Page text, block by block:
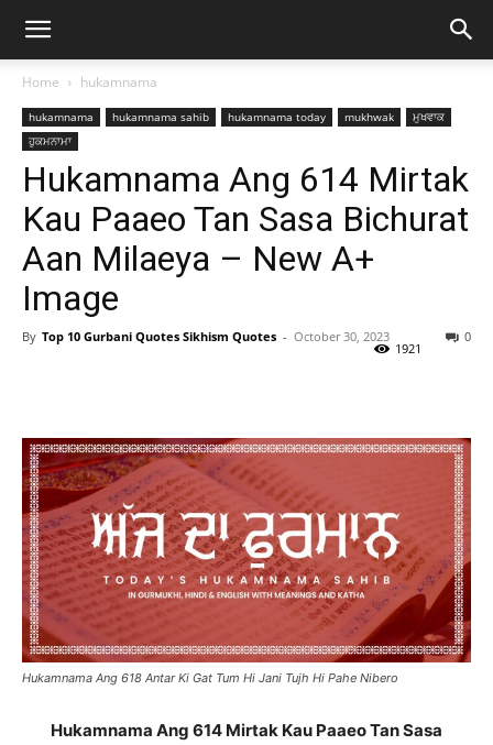
Home hukamnama
hukamnama hukamnama sahib hukamnama today mukhwak
ਮੁਖਵਾਕ
ਹੁਕਮਨਾਮਾ
Hukamnama Ang 614 Mirtak
Kau Paaeo Tan Sasa Bichurat
Aan Milaeya – New A+
Image
By Top 10 Gurbani Quotes Sikhism Quotes - October 30, 2023 0
1921
Hukamnama Ang 618 Antar Ki Gat Tum Hi Jani Tujh Hi Pahe Nibero
Hukamnama Ang 614 Mirtak Kau Paaeo Tan Sasa